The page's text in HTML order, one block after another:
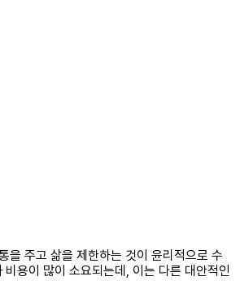
을 주고 삶을 제한하는 것이 윤리적으로 수
용이 많이 소요되는데, 이는 다른 대안적인